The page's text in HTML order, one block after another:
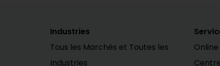
Industries
Tous les Marchés et Toutes les
Industries